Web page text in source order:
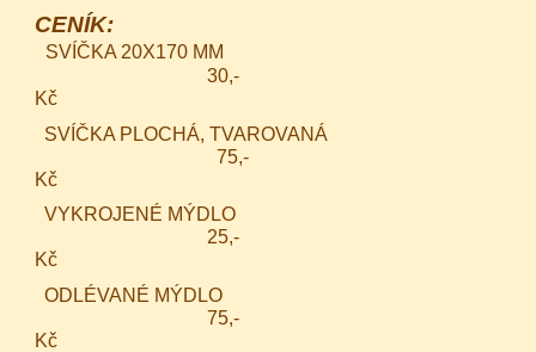
CENÍK:
SVÍČKA 20X170 MM
30,-
Kč
SVÍČKA PLOCHÁ, TVAROVANÁ
75,-
Kč
VYKROJENÉ MÝDLO
25,-
Kč
ODLÉVANÉ MÝDLO
75,-
Kč